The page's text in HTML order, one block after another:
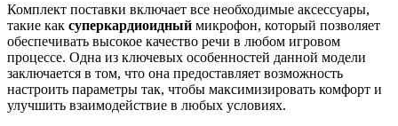
Комплект поставки включает все необходимые аксессуары,
такие как суперкардиоидный микрофон, который позволяет
обеспечивать высокое качество речи в любом игровом
процессе. Одна из ключевых особенностей данной модели
заключается в том, что она предоставляет возможность
настроить параметры так, чтобы максимизировать комфорт и
улучшить взаимодействие в любых условиях.